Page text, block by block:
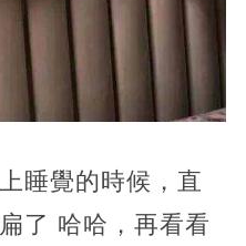
睡覺的時候，直
了 哈哈，再看看